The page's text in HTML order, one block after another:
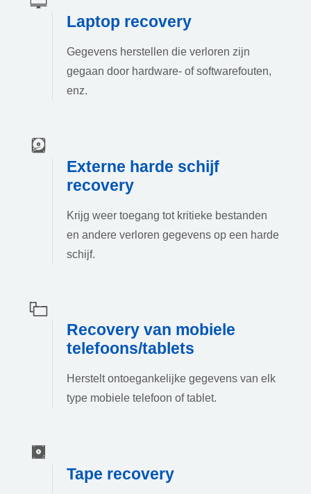
Laptop recovery
Gegevens herstellen die verloren zijn
gegaan door hardware- of softwarefouten,
enz.
Externe harde schijf
recovery
Krijg weer toegang tot kritieke bestanden
en andere verloren gegevens op een harde
schijf.
Recovery van mobiele
telefoons/tablets
Herstelt ontoegankelijke gegevens van elk
type mobiele telefoon of tablet.
Tape recovery